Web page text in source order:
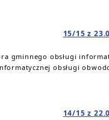
15/15 z
gminnego obsługi
obsługi
14/15 z